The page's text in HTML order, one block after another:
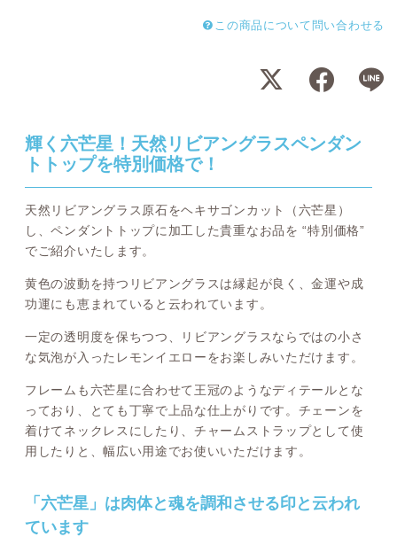
この商品について問い合わせる
輝く六芒星！天然リビアングラスペンダン
トトップを特別価格で！
天然リビアングラス原石をヘキサゴンカット（六芒星）
し、ペンダントトップに加工した貴重なお品を “特別価格”
でご紹介いたします。
黄色の波動を持つリビアングラスは縁起が良く、金運や成
功運にも恵まれていると云われています。
一定の透明度を保ちつつ、リビアングラスならではの小さ
な気泡が入ったレモンイエローをお楽しみいただけます。
フレームも六芒星に合わせて王冠のようなディテールとな
っており、とても丁寧で上品な仕上がりです。チェーンを
着けてネックレスにしたり、チャームストラップとして使
用したりと、幅広い用途でお使いいただけます。
「六芒星」は肉体と魂を調和させる印と云われ
ています